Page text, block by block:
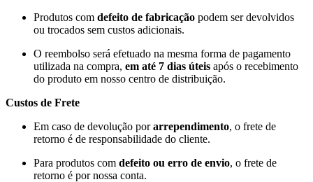
Produtos com defeito de fabricação podem ser devolvidos
ou trocados sem custos adicionais.
O reembolso será efetuado na mesma forma de pagamento
utilizada na compra, em até 7 dias úteis após o recebimento
do produto em nosso centro de distribuição.
Custos de Frete
Em caso de devolução porarrependimento, o frete de
retorno é de responsabilidade do cliente.
Para produtos com defeito ou erro de envio, o frete de
retorno é por nossa conta.